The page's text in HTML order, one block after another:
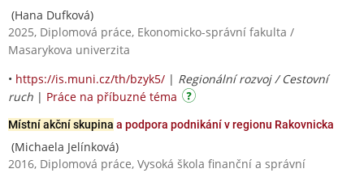
(Hana Dufková)
2025, Diplomová práce, Ekonomicko-správní fakulta /
Masarykova univerzita
• https://is.muni.cz/th/bzyk5/ | Regionální rozvoj / Cestovní
ruch | Práce na příbuzné téma
Místní akční skupina a podpora podnikání v regionu Rakovnicka
(Michaela Jelínková)
2016, Diplomová práce, Vysoká škola finanční a správní